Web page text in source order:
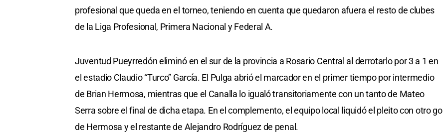
profesional que queda en el torneo, teniendo en cuenta que quedaron afuera el resto de clubes
de la Liga Profesional, Primera Nacional y Federal A.
Juventud Pueyrredón eliminó en el sur de la provincia a Rosario Central al derrotarlo por 3 a 1 en
el estadio Claudio “Turco” García. El Pulga abrió el marcador en el primer tiempo por intermedio
de Brian Hermosa, mientras que el Canalla lo igualó transitoriamente con un tanto de Mateo
Serra sobre el final de dicha etapa. En el complemento, el equipo local liquidó el pleito con otro gol
de Hermosa y el restante de Alejandro Rodríguez de penal.